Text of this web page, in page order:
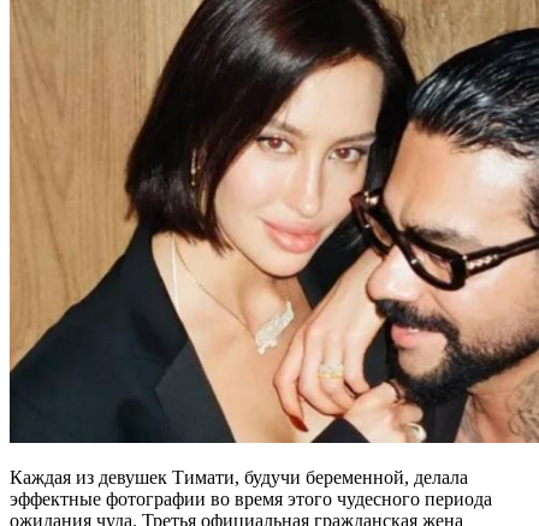
Каждая из девушек Тимати, будучи беременной, делала
эффектные фотографии во время этого чудесного периода
ожидания чуда. Третья официальная гражданская жена